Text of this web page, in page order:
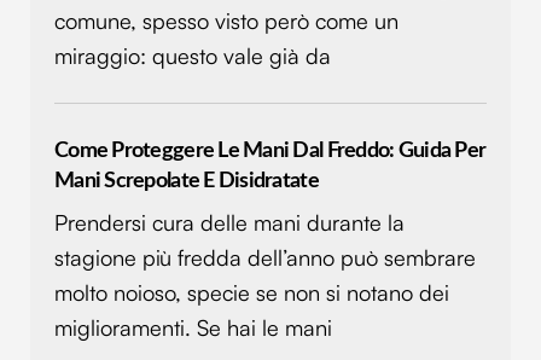
comune, spesso visto però come un
miraggio: questo vale già da
Come Proteggere Le Mani Dal Freddo: Guida Per
Mani Screpolate E Disidratate
Prendersi cura delle mani durante la
stagione più fredda dell’anno può sembrare
molto noioso, specie se non si notano dei
miglioramenti. Se hai le mani